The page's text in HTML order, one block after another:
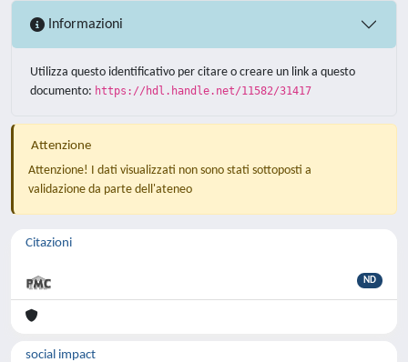
Informazioni
Utilizza questo identificativo per citare o creare un link a questo
documento: https://hdl.handle.net/11582/31417
Attenzione
Attenzione! I dati visualizzati non sono stati sottoposti a
validazione da parte dell'ateneo
Citazioni
ND
social impact